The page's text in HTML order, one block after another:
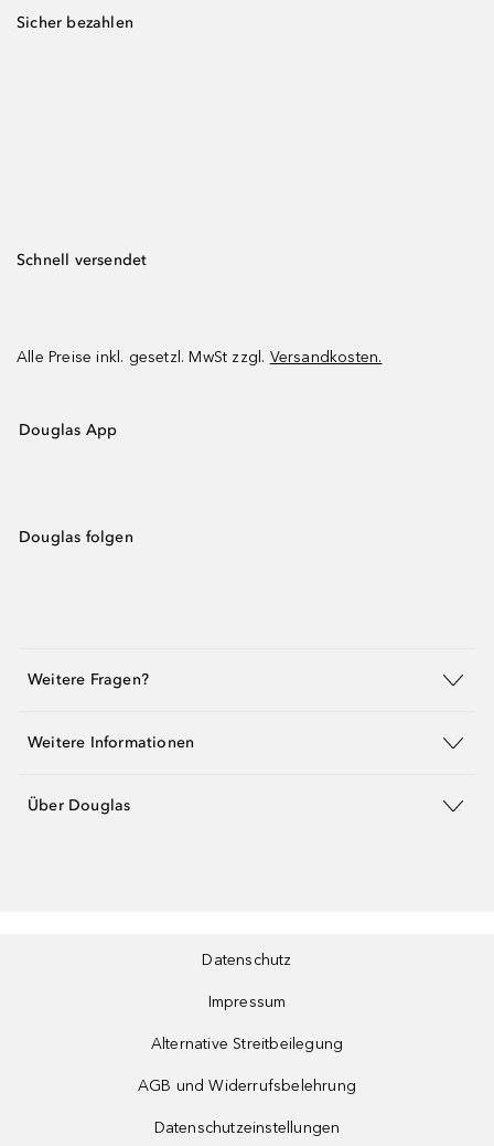
Sicher bezahlen
Schnell versendet
Alle Preise inkl. gesetzl. MwSt zzgl. Versandkosten.
Douglas App
Douglas folgen
Weitere Fragen?
Weitere Informationen
Über Douglas
Datenschutz
Impressum
Alternative Streitbeilegung
AGB und Widerrufsbelehrung
Datenschutzeinstellungen